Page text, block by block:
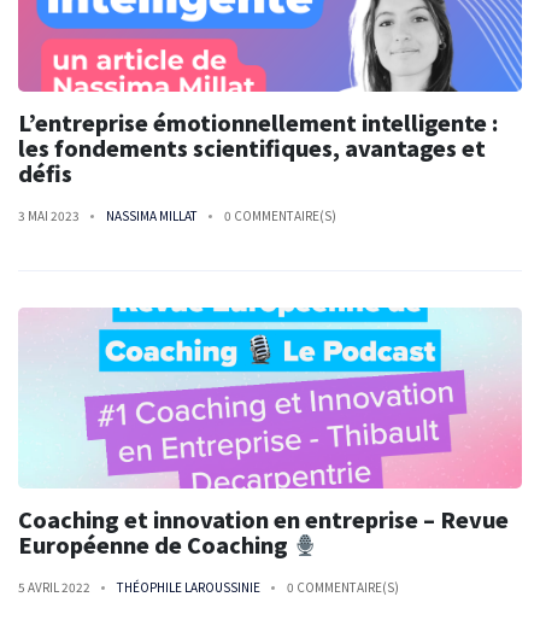
L’entreprise émotionnellement intelligente :
les fondements scientifiques, avantages et
défis
3 MAI 2023 NASSIMA MILLAT 0 COMMENTAIRE(S)
Coaching et innovation en entreprise – Revue
Européenne de Coaching
5 AVRIL 2022 THÉOPHILE LAROUSSINIE 0 COMMENTAIRE(S)